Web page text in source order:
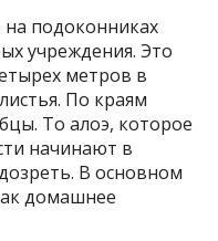
подоконниках
учреждения. Это
метров в
По краям
То алоэ, которое
начинают в
В основном
домашнее